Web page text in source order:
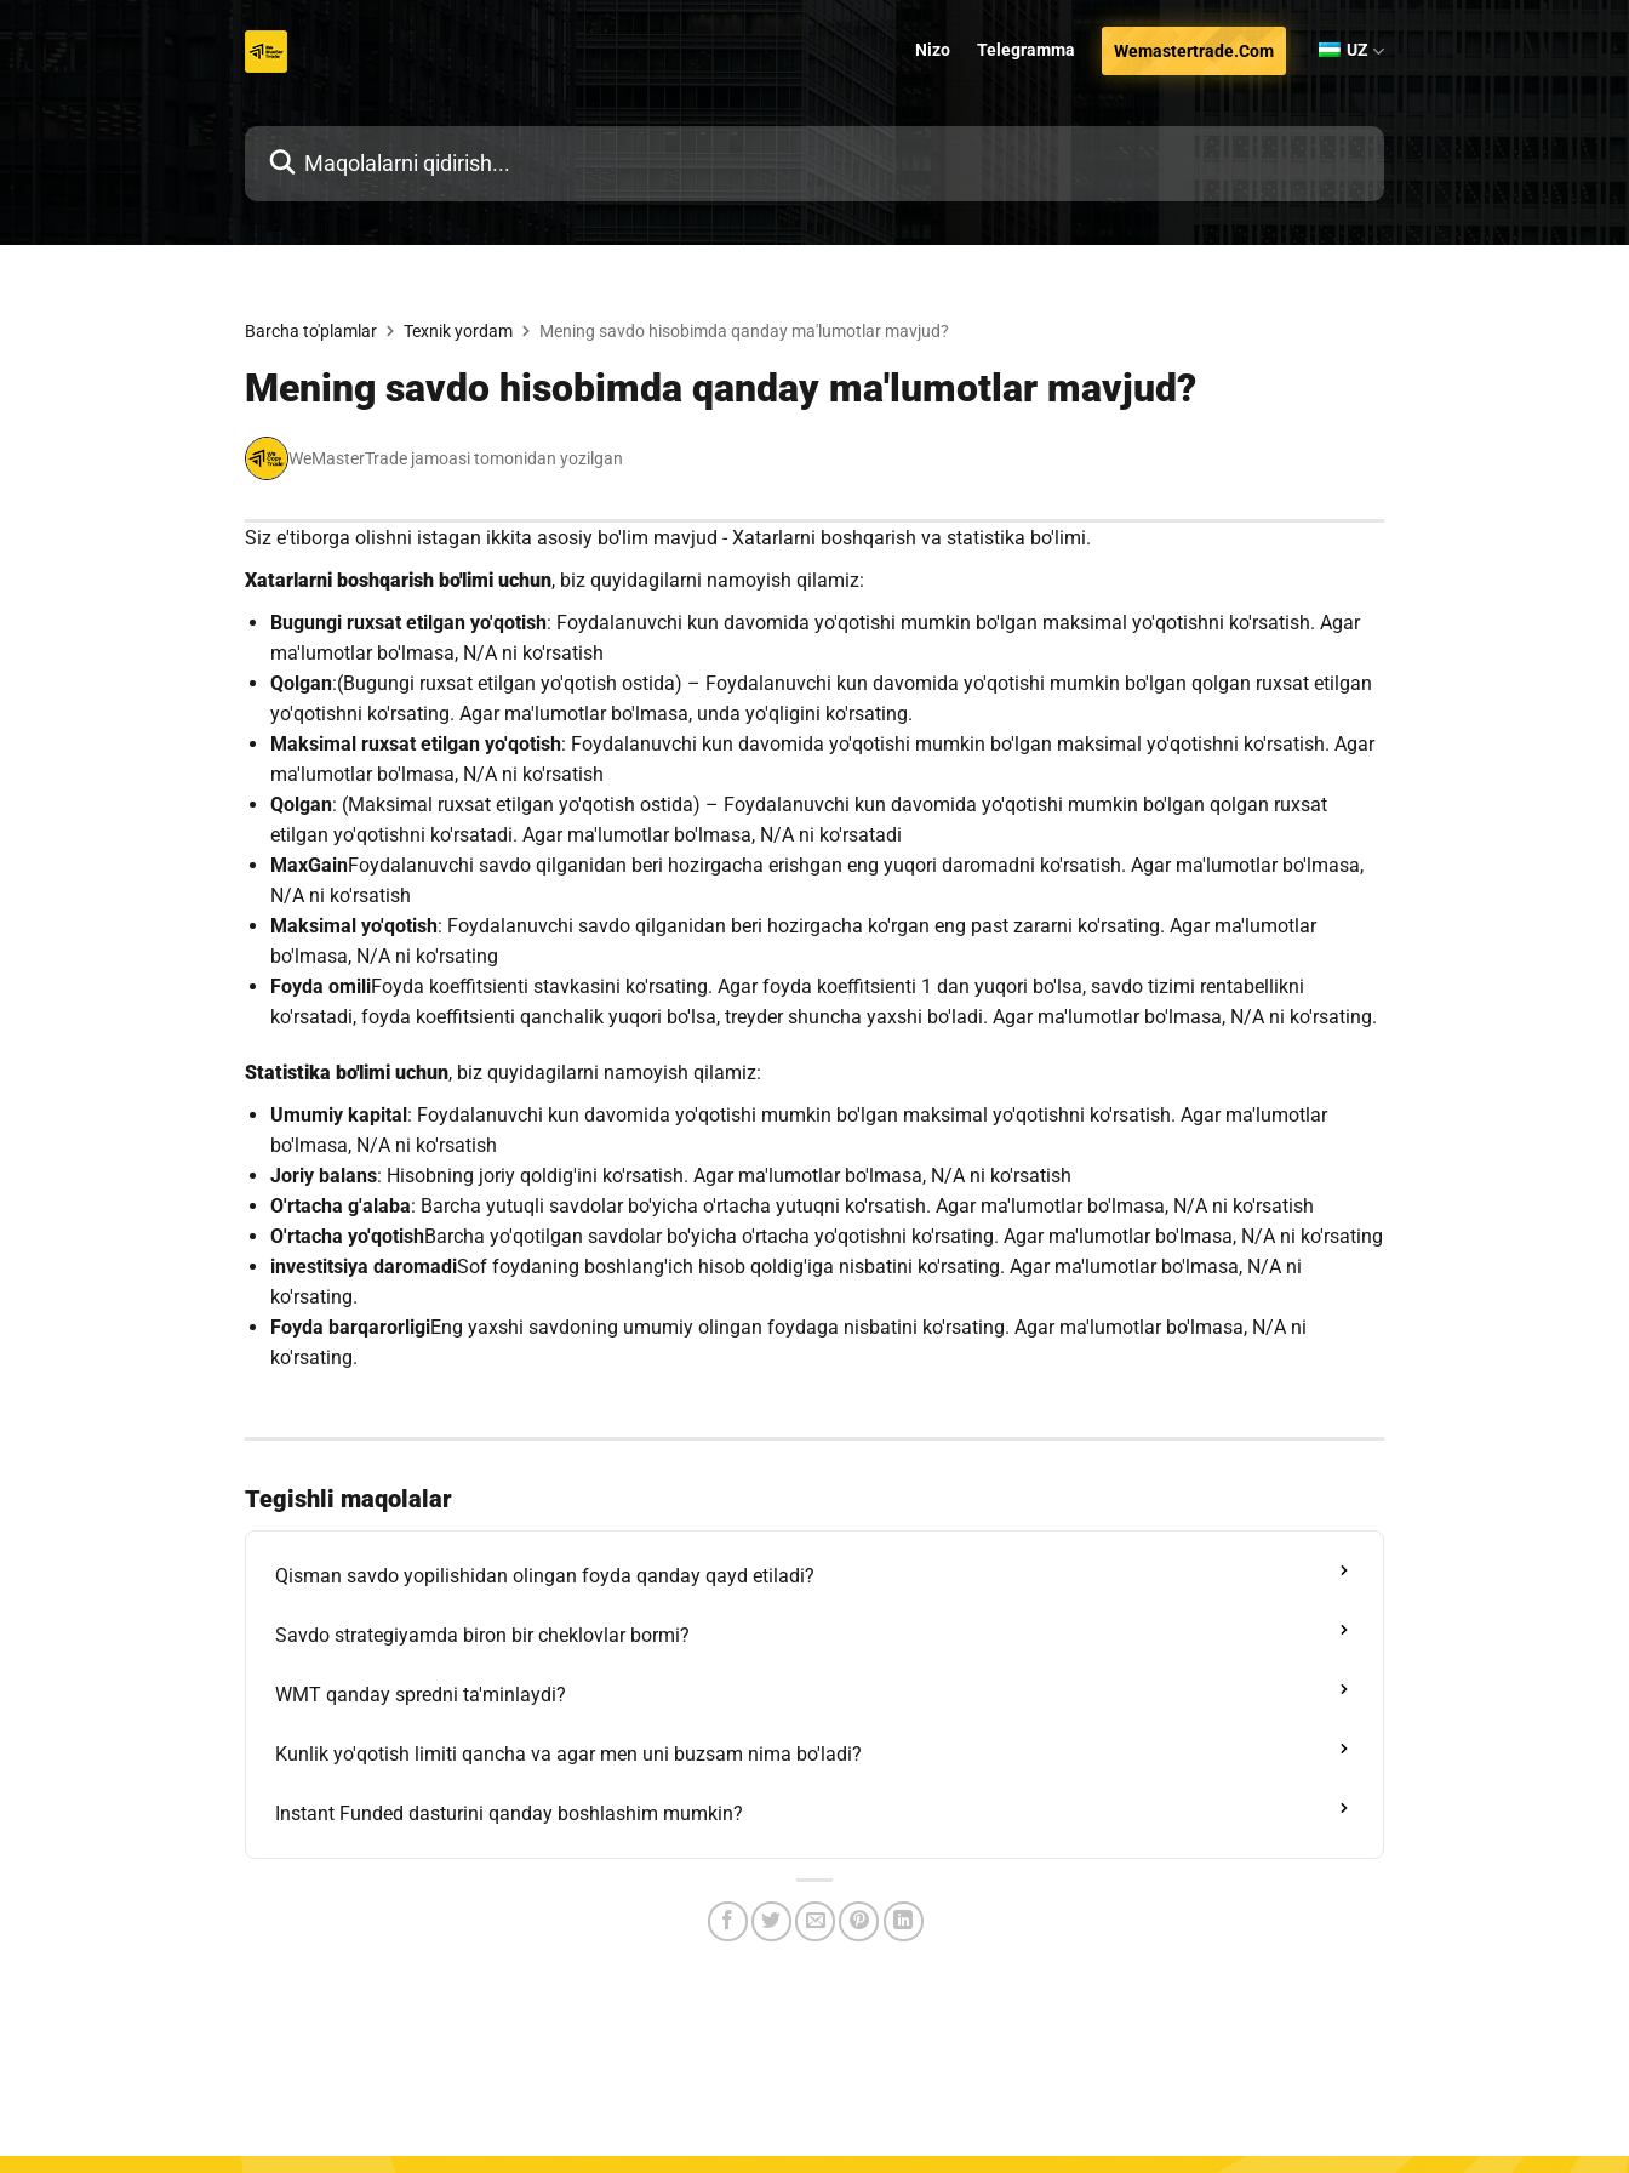
Nizo Telegramma Wemastertrade.com UZ
Barcha to'plamlar Texnik yordam Mening savdo hisobimda qanday ma'lumotlar mavjud?
Mening savdo hisobimda qanday ma'lumotlar mavjud?
WeMasterTrade jamoasi tomonidan yozilgan
Siz e'tiborga olishni istagan ikkita asosiy bo'lim mavjud - Xatarlarni boshqarish va statistika bo'limi.
Xatarlarni boshqarish bo'limi uchun, biz quyidagilarni namoyish qilamiz:
Bugungi ruxsat etilgan yo'qotish: Foydalanuvchi kun davomida yo'qotishi mumkin bo'lgan maksimal yo'qotishni ko'rsatish. Agar
ma'lumotlar bo'lmasa, N/A ni ko'rsatish
Qolgan:(Bugungi ruxsat etilgan yo'qotish ostida) – Foydalanuvchi kun davomida yo'qotishi mumkin bo'lgan qolgan ruxsat etilgan
yo'qotishni ko'rsating. Agar ma'lumotlar bo'lmasa, unda yo'qligini ko'rsating.
Maksimal ruxsat etilgan yo'qotish: Foydalanuvchi kun davomida yo'qotishi mumkin bo'lgan maksimal yo'qotishni ko'rsatish. Agar
ma'lumotlar bo'lmasa, N/A ni ko'rsatish
Qolgan: (Maksimal ruxsat etilgan yo'qotish ostida) – Foydalanuvchi kun davomida yo'qotishi mumkin bo'lgan qolgan ruxsat
etilgan yo'qotishni ko'rsatadi. Agar ma'lumotlar bo'lmasa, N/A ni ko'rsatadi
MaxGainFoydalanuvchi savdo qilganidan beri hozirgacha erishgan eng yuqori daromadni ko'rsatish. Agar ma'lumotlar bo'lmasa,
N/A ni ko'rsatish
Maksimal yo'qotish: Foydalanuvchi savdo qilganidan beri hozirgacha ko'rgan eng past zararni ko'rsating. Agar ma'lumotlar
bo'lmasa, N/A ni ko'rsating
Foyda omiliFoyda koeffitsienti stavkasini ko'rsating. Agar foyda koeffitsienti 1 dan yuqori bo'lsa, savdo tizimi rentabellikni
ko'rsatadi, foyda koeffitsienti qanchalik yuqori bo'lsa, treyder shuncha yaxshi bo'ladi. Agar ma'lumotlar bo'lmasa, N/A ni ko'rsating.
Statistika bo'limi uchun, biz quyidagilarni namoyish qilamiz:
Umumiy kapital: Foydalanuvchi kun davomida yo'qotishi mumkin bo'lgan maksimal yo'qotishni ko'rsatish. Agar ma'lumotlar
bo'lmasa, N/A ni ko'rsatish
Joriy balans: Hisobning joriy qoldig'ini ko'rsatish. Agar ma'lumotlar bo'lmasa, N/A ni ko'rsatish
O'rtacha g'alaba: Barcha yutuqli savdolar bo'yicha o'rtacha yutuqni ko'rsatish. Agar ma'lumotlar bo'lmasa, N/A ni ko'rsatish
O'rtacha yo'qotishBarcha yo'qotilgan savdolar bo'yicha o'rtacha yo'qotishni ko'rsating. Agar ma'lumotlar bo'lmasa, N/A ni ko'rsating
investitsiya daromadiSof foydaning boshlang'ich hisob qoldig'iga nisbatini ko'rsating. Agar ma'lumotlar bo'lmasa, N/A ni
ko'rsating.
Foyda barqarorligiEng yaxshi savdoning umumiy olingan foydaga nisbatini ko'rsating. Agar ma'lumotlar bo'lmasa, N/A ni
ko'rsating.
Tegishli maqolalar
Qisman savdo yopilishidan olingan foyda qanday qayd etiladi?
Savdo strategiyamda biron bir cheklovlar bormi?
WMT qanday spredni ta'minlaydi?
Kunlik yo'qotish limiti qancha va agar men uni buzsam nima bo'ladi?
Instant Funded dasturini qanday boshlashim mumkin?